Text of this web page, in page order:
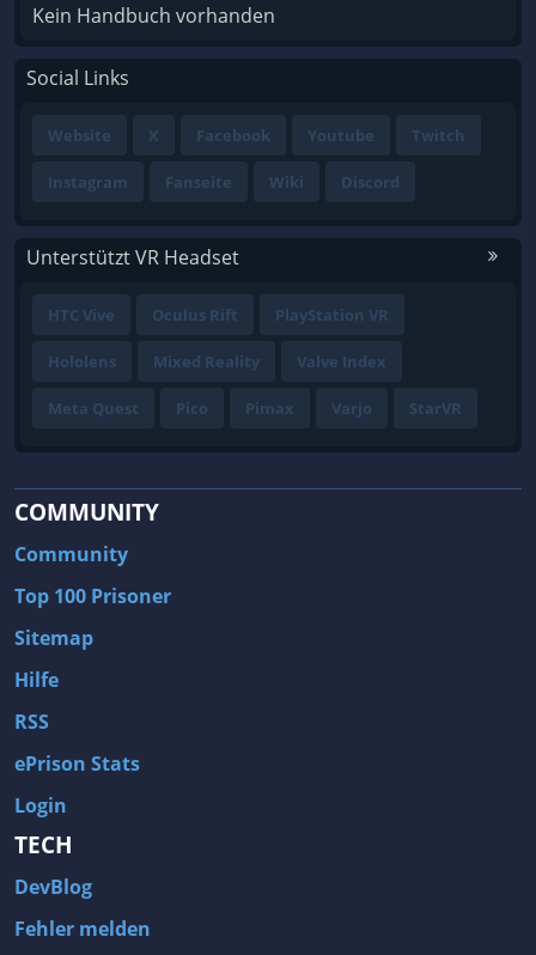
Kein Handbuch vorhanden
Social Links
Website X Facebook Youtube Twitch
Instagram Fanseite Wiki Discord
Unterstützt VR Headset
HTC Vive Oculus Rift PlayStation VR
Hololens Mixed Reality Valve Index
Meta Quest Pico Pimax Varjo StarVR
COMMUNITY
Community
Top 100 Prisoner
Sitemap
Hilfe
RSS
ePrison Stats
Login
TECH
DevBlog
Fehler melden